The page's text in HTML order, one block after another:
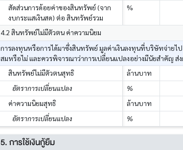
สัดส่วนการด้อยค่าของสินทรัพย์ (จาก
งบกระแสเงินสด) ต่อ สินทรัพย์รวม
%
4.2 สินทรัพย์ไม่มีตัวตน ค่าความนิยม
การลงทุนหรือการได้มาซึ่งสินทรัพย์ มูลค่าเงินลงทุนที่บริษัทจ่าย
สมหรือไม่ และควรพิจารณาว่าการเปลี่ยนแปลงอย่างมีนัยสำคัญ
สินทรัพย์ไม่มีตัวตนสุทธิ
ล้านบาท
อัตราการเปลี่ยนแปลง %
ค่าความนิยมสุทธิ ล้านบาท
อัตราการเปลี่ยนแปลง %
5. การใช้เงินกู้ยืม